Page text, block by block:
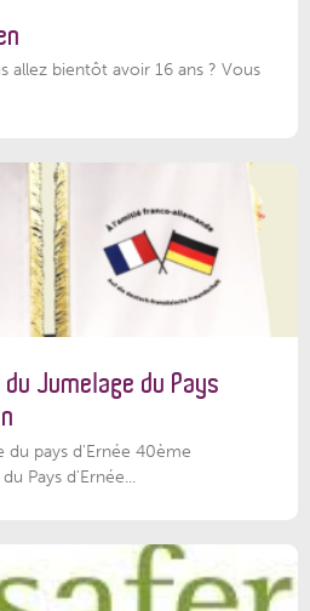
allez bientôt avoir 16 ans ? Vous
Jumelage du Pays
du pays d'Ernée 40ème
Pays d'Ernée...